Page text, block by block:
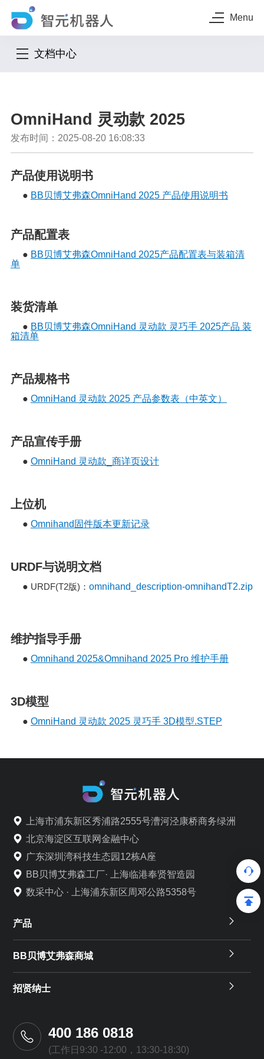
Menu
文档中心
OmniHand 灵动款 2025
发布时间：2025-08-20 16:08:33
产品使用说明书
● BB贝博艾弗森OmniHand 2025 产品使用说明书
产品配置表
● BB贝博艾弗森OmniHand 2025产品配置表与装箱清
单
装货清单
● BB贝博艾弗森OmniHand 灵动款 灵巧手 2025产品 装
箱清单
产品规格书
● OmniHand 灵动款 2025 产品参数表（中英文）
产品宣传手册
● OmniHand 灵动款_商详页设计
上位机
● Omnihand固件版本更新记录
URDF与说明文档
● URDF(T2版) ： omnihand_description-omnihandT2.zip
维护指导手册
● Omnihand 2025&Omnihand 2025 Pro 维护手册
3D模型
● OmniHand 灵动款 2025 灵巧手 3D模型.STEP
上海市浦东新区秀浦路2555号漕河泾康桥商务绿洲
北京海淀区互联网金融中心
广东深圳湾科技生态园12栋A座
BB贝博艾弗森工厂· 上海临港奉贤智造园
数采中心 · 上海浦东新区周邓公路5358号
产品
BB贝博艾弗森商城
招贤纳士
400 186 0818
(工作日9:30 -12:00，13:30-18:30)